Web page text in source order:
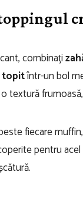
combinați
topitîntr-un bol
textură
fiecare
pentru